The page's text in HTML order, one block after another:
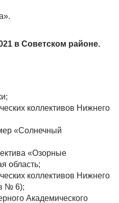
в Советском районе.
коллективов Нижнего
«Солнечный
«Озорные
область;
коллективов Нижнего
№ 6);
Академического